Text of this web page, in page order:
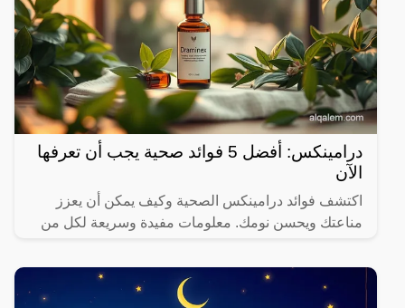
درامينكس: أفضل 5 فوائد صحية يجب أن تعرفها
الآن
اكتشف فوائد درامينكس الصحية وكيف يمكن أن يعزز
مناعتك ويحسن نومك. معلومات مفيدة وسريعة لكل من